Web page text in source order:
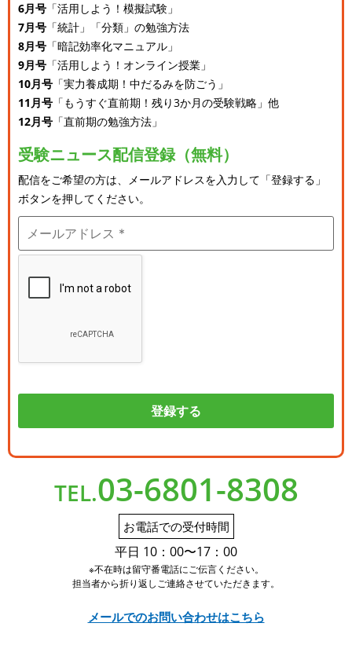
6月号 「活用しよう！模擬試験」
7月号 「統計」「分類」の勉強方法
8月号 「暗記効率化マニュアル」
9月号 「活用しよう！オンライン授業」
10月号 「実力養成期！中だるみを防ごう」
11月号 「もうすぐ直前期！残り3か月の受験戦略」他
12月号 「直前期の勉強方法」
受験ニュース配信登録（無料）
配信をご希望の方は、メールアドレスを入力して「登録する」
ボタンを押してください。
TEL.03-6801-8308
お電話での受付時間
平日 10：00〜17：00
※不在時は留守番電話にご伝言ください。
担当者から折り返しご連絡させていただきます。
メールでのお問い合わせはこちら